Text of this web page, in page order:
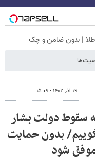
۱۹ آذر ۱۴۰۳ - ۱۵:۰۹
سقوط دولت بشار
بدون حمایت
شود